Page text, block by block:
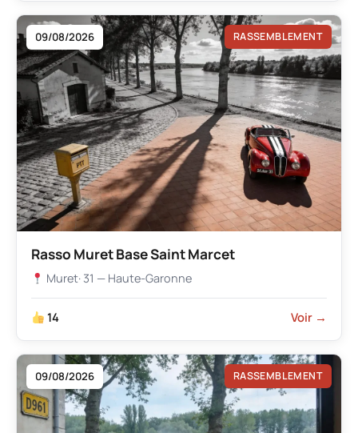
09/08/2026 RASSEMBLEMENT
Rasso Muret Base Saint Marcet
Muret· 31 — Haute-Garonne
14 Voir →
09/08/2026 RASSEMBLEMENT